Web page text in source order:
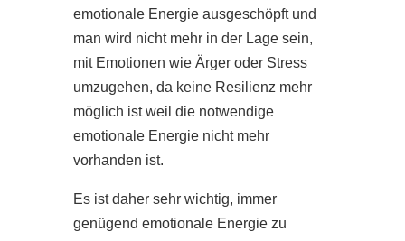
emotionale Energie ausgeschöpft und
man wird nicht mehr in der Lage sein,
mit Emotionen wie Ärger oder Stress
umzugehen, da keine Resilienz mehr
möglich ist weil die notwendige
emotionale Energie nicht mehr
vorhanden ist.
Es ist daher sehr wichtig, immer
genügend emotionale Energie zu